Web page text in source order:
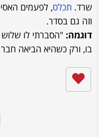
שרד. תכלס, לפעמים
וזה גם בסדר.
דוגמה: "הסברתי לו
בו, ורק כשהיא הביאה